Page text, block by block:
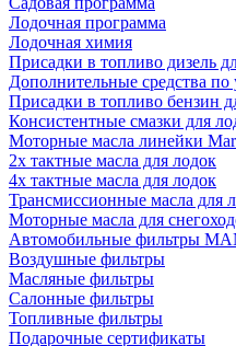
Лодочная программа
Лодочная химия
Присадки в топливо дизель
Дополнительные средства по
Присадки в топливо бензин
Консистентные смазки для
Моторные масла линейки
2х тактные масла для лодок
4х тактные масла для лодок
Трансмиссионные масла для
Моторные масла для
Автомобильные фильтры
Воздушные фильтры
Масляные фильтры
Салонные фильтры
Топливные фильтры
Подарочные сертификаты